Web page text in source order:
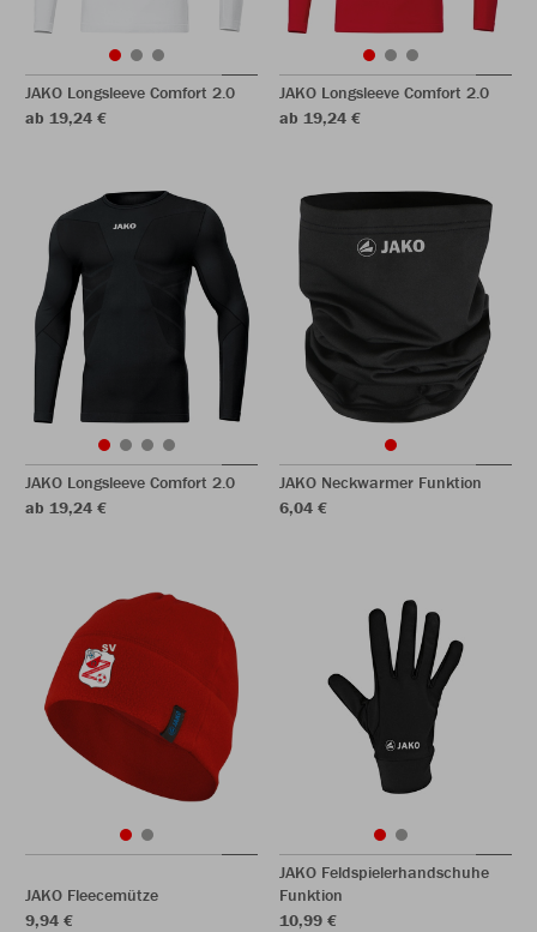
JAKO Longsleeve Comfort 2.0
ab 19,24 €
JAKO Longsleeve Comfort 2.0
ab 19,24 €
JAKO Longsleeve Comfort 2.0
ab 19,24 €
JAKO Neckwarmer Funktion
6,04 €
JAKO Fleecemütze
9,94 €
JAKO Feldspielerhandschuhe
Funktion
10,99 €